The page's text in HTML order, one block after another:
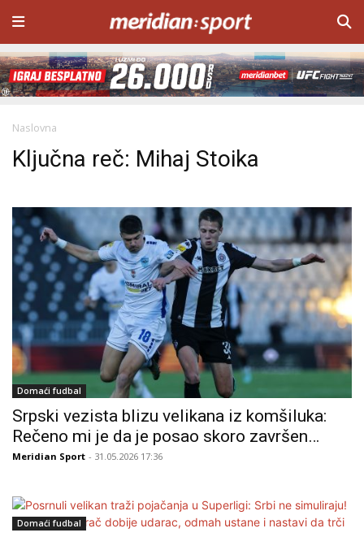
Naslovna
Ključna reč: Mihaj Stoika
Domaći fudbal
Srpski vezista blizu velikana iz komšiluka:
Rečeno mi je da je posao skoro završen…
Meridian Sport - 31.05.2026 17:36
Domaći fudbal